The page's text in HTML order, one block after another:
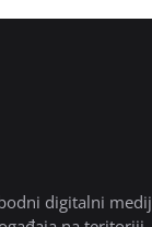
digitalni medij